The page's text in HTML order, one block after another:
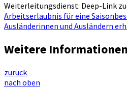
Weiterleitungsdienst: Deep-Link
Arbeitserlaubnis für eine
Ausländerinnen und Ausländern
Weitere Informationen
zurück
nach oben